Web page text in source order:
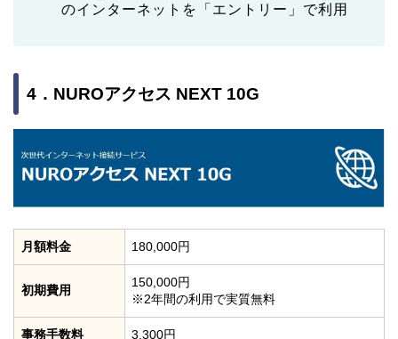
のインターネットを「エントリー」で利用
4．NUROアクセス NEXT 10G
月額料金 180,000円
初期費用
150,000円
※2年間の利用で実質無料
事務手数料 3,300円